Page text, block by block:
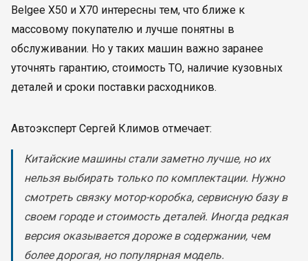
Belgee X50 и X70 интересны тем, что ближе к
массовому покупателю и лучше понятны в
обслуживании. Но у таких машин важно заранее
уточнять гарантию, стоимость ТО, наличие кузовных
деталей и сроки поставки расходников.
Автоэксперт Сергей Климов отмечает:
Китайские машины стали заметно лучше, но их
нельзя выбирать только по комплектации. Нужно
смотреть связку мотор-коробка, сервисную базу в
своем городе и стоимость деталей. Иногда редкая
версия оказывается дороже в содержании, чем
более дорогая, но популярная модель.